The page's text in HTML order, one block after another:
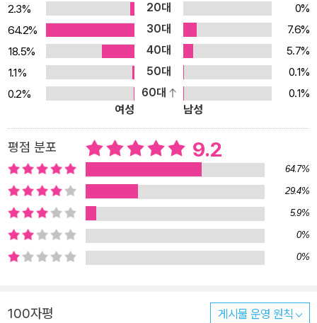
2.3%
20대
0%
64.2%
30대
7.6%
18.5%
40대
5.7%
1.1%
50대
0.1%
0.2%
60대
0.1%
여성
남성
평점 분포 9.2
64.7%
29.4%
5.9%
0%
0%
100자평 게시물 운영 원칙